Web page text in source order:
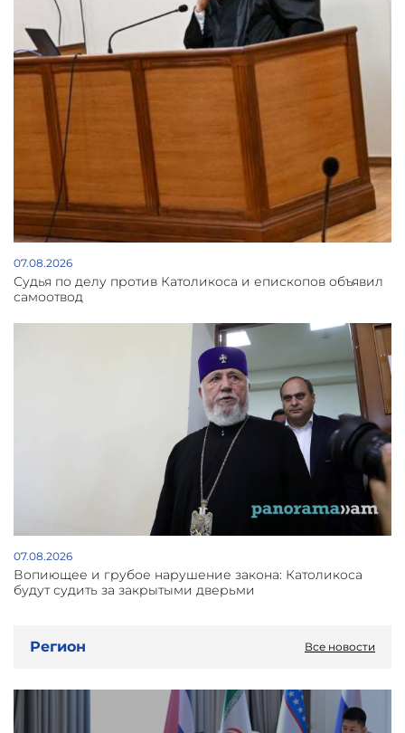
07.08.2026
Судья по делу против Католикоса и епископов объявил
самоотвод
07.08.2026
Вопиющее и грубое нарушение закона: Католикоса
будут судить за закрытыми дверьми
Регион Все новости